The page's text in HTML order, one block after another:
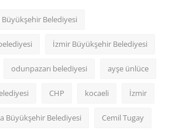
Büyükşehir Belediyesi
İzmir Büyükşehir Belediyesi
odunpazarı belediyesi ayşe ünlüce
CHP kocaeli İzmir
Büyükşehir Belediyesi Cemil Tugay